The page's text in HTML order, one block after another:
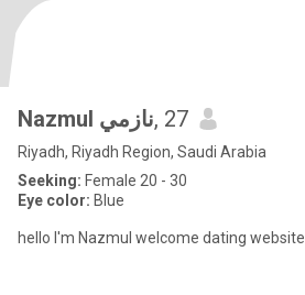
Nazmul نازمي, 27
Riyadh, Riyadh Region, Saudi Arabia
Seeking: Female 20 - 30
Eye color: Blue
hello I'm Nazmul welcome dating website.